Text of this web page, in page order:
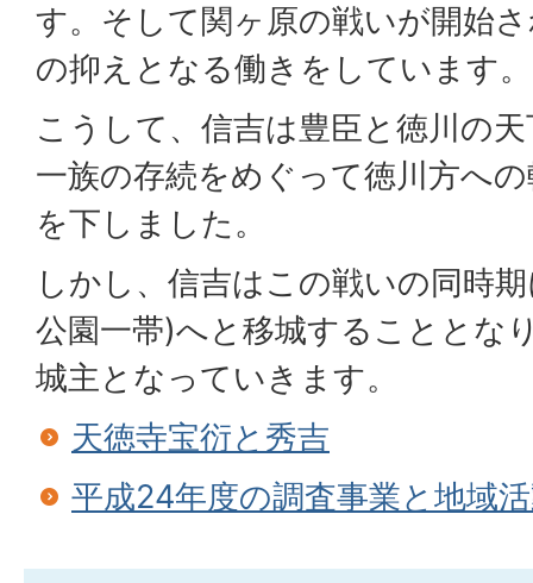
す。そして関ヶ原の戦いが開始
の抑えとなる働きをしています。
こうして、信吉は豊臣と徳川の
一族の存続をめぐって徳川方へ
を下しました。
しかし、信吉はこの戦いの同時
公園一帯)へと移城することとな
城主となっていきます。
天徳寺宝衍と秀吉
平成24年度の調査事業と地域